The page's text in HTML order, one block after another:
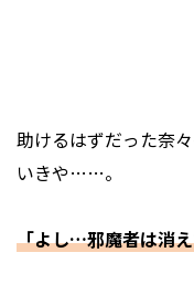
助けるはずだった奈
いきや……。
「よし…邪魔者は消